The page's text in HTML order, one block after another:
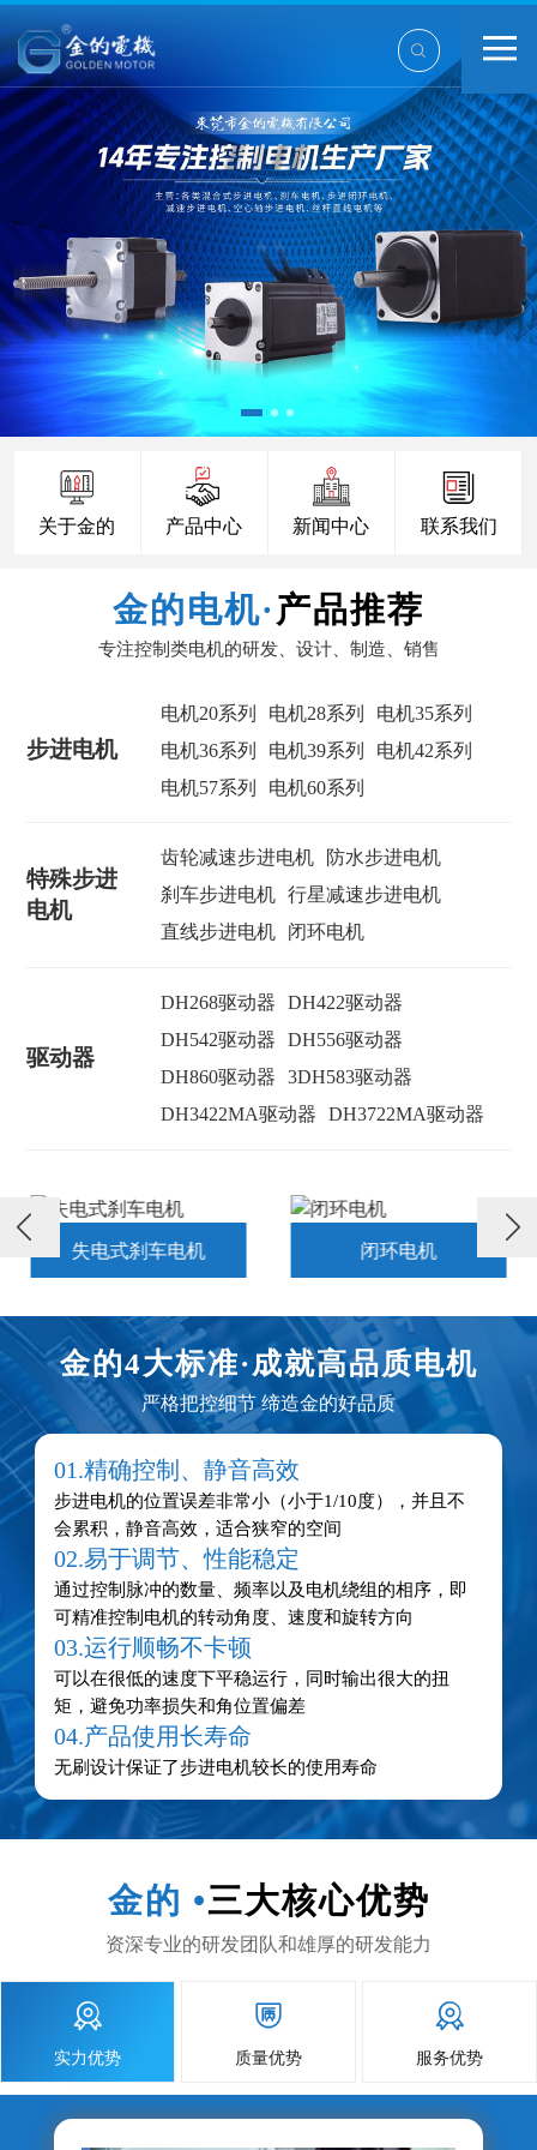
关于金的 产品中心 新闻中心 联系我们
金的电机·产品推荐
专注控制类电机的研发、设计、制造、销售
步进电机
电机20系列 电机28系列
电机35系列
电机36系列
电机39系列
电机42系列
电机57系列
电机60系列
特殊步进
电机
齿轮减速步进电机
防水步进电机
刹车步进电机 行星减速步进电机
直线步进电机
闭环电机
驱动器
DH268驱动器
DH422驱动器
DH542驱动器
DH556驱动器
DH860驱动器
3DH583驱动器
DH3422MA驱动器
DH3722MA驱动器
失电式刹车电机 闭环电机
金的4大标准·成就高品质电机
严格把控细节 缔造金的好品质
01.精确控制、静音高效
步进电机的位置误差非常小（小于1/10度），并且不
会累积，静音高效，适合狭窄的空间
02.易于调节、性能稳定
通过控制脉冲的数量、频率以及电机绕组的相序，即
可精准控制电机的转动角度、速度和旋转方向
03.运行顺畅不卡顿
可以在很低的速度下平稳运行，同时输出很大的扭
矩，避免功率损失和角位置偏差
04.产品使用长寿命
无刷设计保证了步进电机较长的使用寿命
金的 •三大核心优势
资深专业的研发团队和雄厚的研发能力

实力优势

质量优势

服务优势